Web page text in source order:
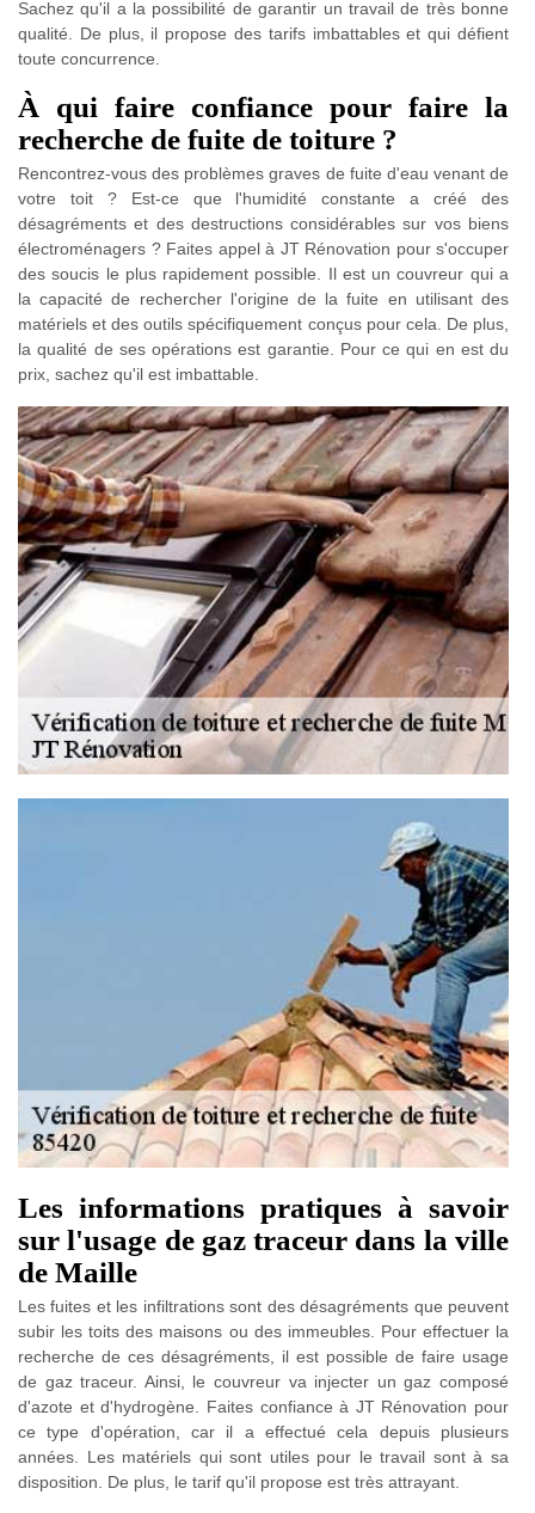
Sachez qu'il a la possibilité de garantir un travail de très bonne
qualité. De plus, il propose des tarifs imbattables et qui défient
toute concurrence.
À qui faire confiance pour faire la
recherche de fuite de toiture ?
Rencontrez-vous des problèmes graves de fuite d'eau venant de
votre toit ? Est-ce que l'humidité constante a créé des
désagréments et des destructions considérables sur vos biens
électroménagers ? Faites appel à JT Rénovation pour s'occuper
des soucis le plus rapidement possible. Il est un couvreur qui a
la capacité de rechercher l'origine de la fuite en utilisant des
matériels et des outils spécifiquement conçus pour cela. De plus,
la qualité de ses opérations est garantie. Pour ce qui en est du
prix, sachez qu'il est imbattable.
Les informations pratiques à savoir
sur l'usage de gaz traceur dans la ville
de Maille
Les fuites et les infiltrations sont des désagréments que peuvent
subir les toits des maisons ou des immeubles. Pour effectuer la
recherche de ces désagréments, il est possible de faire usage
de gaz traceur. Ainsi, le couvreur va injecter un gaz composé
d'azote et d'hydrogène. Faites confiance à JT Rénovation pour
ce type d'opération, car il a effectué cela depuis plusieurs
années. Les matériels qui sont utiles pour le travail sont à sa
disposition. De plus, le tarif qu'il propose est très attrayant.